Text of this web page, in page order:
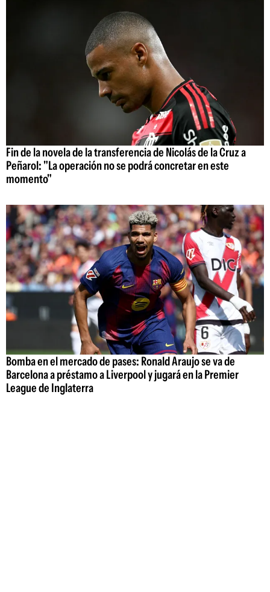
Fin de la novela de la transferencia de Nicolás de la Cruz a
Peñarol: "La operación no se podrá concretar en este
momento"
Bomba en el mercado de pases: Ronald Araujo se va de
Barcelona a préstamo a Liverpool y jugará en la Premier
League de Inglaterra